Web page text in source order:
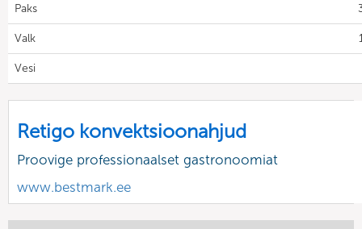
Paks
Valk
Vesi
Retigo konvektsioonahjud
Proovige professionaalset gastronoomiat
www.bestmark.ee